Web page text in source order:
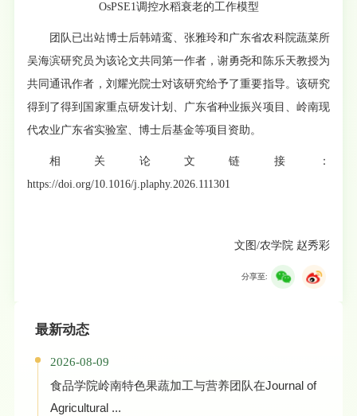
OsPSE1调控水稻衰老的工作模型
团队已出站博士后韩靖鸾、张雅玲和广东省农科院蔬菜所
吴海滨研究员为该论文共同第一作者，谢勇尧和陈乐天教授为
共同通讯作者，刘耀光院士对该研究给予了重要指导。该研究
得到了得到国家重点研发计划、广东省种业振兴项目、岭南现
代农业广东省实验室、博士后基金等项目资助。
相关论文链接：
https://doi.org/10.1016/j.plaphy.2026.111301
文图/农学院 赵秀彩
分享至:
最新动态
2026-08-09
食品学院岭南特色果蔬加工与营养团队在Journal of
Agricultural ...